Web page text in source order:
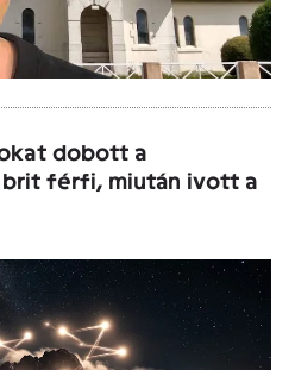
dobott a
férfi, miután ivott a